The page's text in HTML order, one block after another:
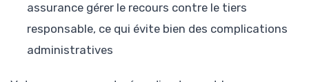
assurance gérer le recours contre le tiers
responsable, ce qui évite bien des complications
administratives